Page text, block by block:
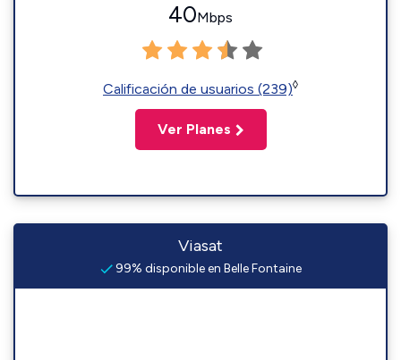
40Mbps
Calificación de usuarios (239)◊
Ver Planes
Viasat
99% disponible en Belle Fontaine